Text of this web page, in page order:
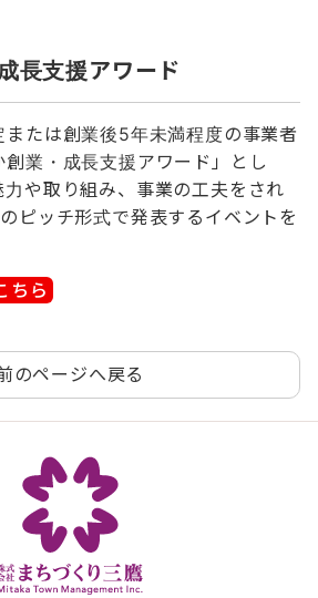
長支援アワード
たは創業後5年未満程度の事業者
業・成長支援アワード」とし
や取り組み、事業の工夫をされ
ピッチ形式で発表するイベントを
ちら
のページへ戻る